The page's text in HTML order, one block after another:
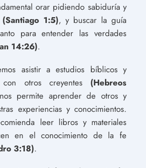
orar pidiendo sabiduría y
(Santiago 1:5), y buscar la guía
para entender las verdades
14:26).
asistir a estudios bíblicos y
con otros creyentes(Hebreos
permite aprender de otros y
experiencias y conocimientos.
leer libros y materiales
en el conocimiento de la fe
3:18).